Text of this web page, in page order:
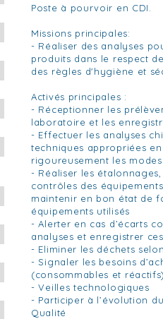
Poste à pourvoir en CDI.
Missions principales:
- Réaliser des analyses
produits dans le respect
des règles d'hygiène et
Activés principales :
- Réceptionner les
laboratoire et les
- Effectuer les analyses
techniques appropriées
rigoureusement les
- Réaliser les
contrôles des
maintenir en bon état de
équipements utilisés
- Alerter en cas d’écarts
analyses et enregistrer
- Eliminer les déchets
- Signaler les besoins
(consommables et
- Veilles technologiques
- Participer à l’évolution
Qualité